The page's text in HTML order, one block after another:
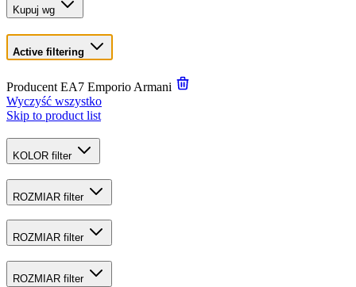
Kupuj wg
Active filtering
Producent EA7 Emporio Armani
Wyczyść wszystko
Skip to product list
KOLOR filter
ROZMIAR filter
ROZMIAR filter
ROZMIAR filter